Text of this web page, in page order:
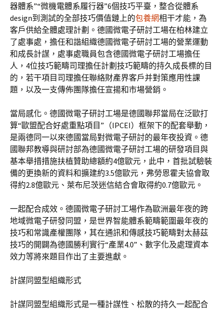
器體系”“微機電體系履行器”6個技巧平臺，整合從體系
design到測試的全部技巧價值鏈上的包養網相干才能，為
客戶供給全體處理計劃。德國微電子研討工場在柏林建立
了處事處，擔任和諧組織德國微電子研討工場的營業運動
和成長計謀，處事處職員包含德國微電子研討工場擔任
人，4位技巧範疇司理擔任計劃技巧範疇的持久成長標的目
的，若干項目司理擔任聯絡財產界客戶并對策應用性課
題，以及一支傳佈團隊擔任宣揚和市場營銷。
當局感化。德國微電子研討工場是德國聯邦當局在泛歐打
算“歐盟配合好處重點項目”（IPCEI）框架下的配套舉動，
是兩德同一以來德國當局對微電子研討的最年夜投資。德
國聯邦教導與研討部為德國微電子研討工場的研發項目與
基本舉措措施扶植贊助總額約4億歐元，此中，首批試驗裝
備的更換新的資料和擴建約3.5億歐元，弗勞恩霍夫協會取
得約2.8億歐元、萊布尼茨迷信結合會取得約0.7億歐元。
一起配合成效。德國微電子研討工場作為歐洲最年夜的跨
地域微電子研發同盟，是世界智能體系範疇範圍最年夜的
技巧和常識產權團隊，其在通訊和傳感技巧範疇對太赫茲
技巧的開闢為德國勝利實行“產業4.0”、數字化及處理資本
效力等將來題目作出了主要進獻。
計謀同盟型組織形式
計謀同盟型組織形式是一種計謀性、松散的持久一起配合